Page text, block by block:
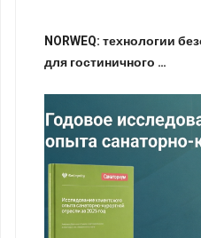
NORWEQ: технологии
для гостиничного …